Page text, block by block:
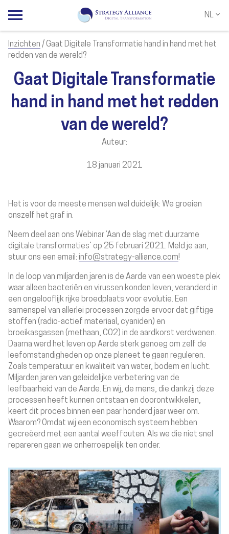
NL
EN
Inzichten / Gaat Digitale Transformatie hand in hand met het
redden van de wereld?
Gaat Digitale Transformatie
hand in hand met het redden
van de wereld?
Auteur:
18 januari 2021
Het is voor de meeste mensen wel duidelijk: We groeien
onszelf het graf in.
Neem deel aan ons Webinar ‘Aan de slag met duurzame
digitale transformaties’ op 25 februari 2021. Meld je aan,
stuur ons een email: info@strategy-alliance.com!
In de loop van miljarden jaren is de Aarde van een woeste plek
waar alleen bacteriën en virussen konden leven, veranderd in
een ongelooflijk rijke broedplaats voor evolutie. Een
samenspel van allerlei processen zorgde ervoor dat giftige
stoffen (radio-actief materiaal, cyaniden) en
broeikasgassen (methaan, CO2) in de aardkorst verdwenen.
Daarna werd het leven op Aarde sterk genoeg om zelf de
leefomstandigheden op onze planeet te gaan reguleren.
Zoals temperatuur en kwaliteit van water, bodem en lucht.
Miljarden jaren van geleidelijke verbetering van de
leefbaarheid van de Aarde. En wij, de mens, die dankzij deze
processen heeft kunnen ontstaan en doorontwikkelen,
keert dit proces binnen een paar honderd jaar weer om.
Waarom? Omdat wij een economisch systeem hebben
gecreëerd met een aantal weeffouten. Als we die niet snel
repareren gaan we onherroepelijk ten onder.